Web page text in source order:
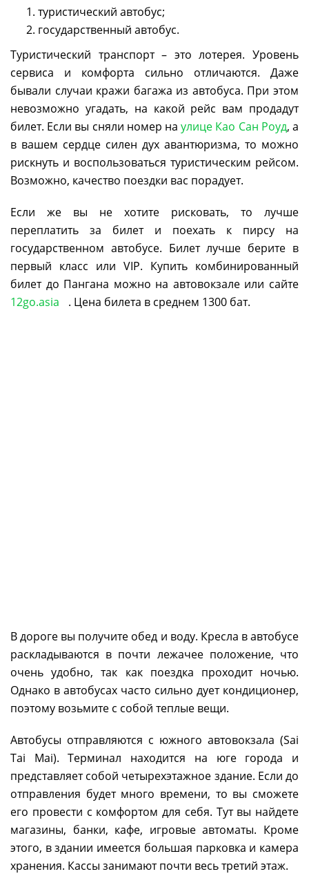
туристический автобус;
государственный автобус.
Туристический транспорт – это лотерея. Уровень
сервиса и комфорта сильно отличаются. Даже
бывали случаи кражи багажа из автобуса. При этом
невозможно угадать, на какой рейс вам продадут
билет. Если вы сняли номер наулице Као Сан Роуд, а
в вашем сердце силен дух авантюризма, то можно
рискнуть и воспользоваться туристическим рейсом.
Возможно, качество поездки вас порадует.
Если же вы не хотите рисковать, то лучше
переплатить за билет и поехать к пирсу на
государственном автобусе. Билет лучше берите в
первый класс или VIP. Купить комбинированный
билет до Пангана можно на автовокзале или сайте
12go.asia
. Цена билета в среднем 1300 бат.
В дороге вы получите обед и воду. Кресла в автобусе
раскладываются в почти лежачее положение, что
очень удобно, так как поездка проходит ночью.
Однако в автобусах часто сильно дует кондиционер,
поэтому возьмите с собой теплые вещи.
Автобусы отправляются с южного автовокзала (Sai
Tai Mai). Терминал находится на юге города и
представляет собой четырехэтажное здание. Если до
отправления будет много времени, то вы сможете
его провести с комфортом для себя. Тут вы найдете
магазины, банки, кафе, игровые автоматы. Кроме
этого, в здании имеется большая парковка и камера
хранения. Кассы занимают почти весь третий этаж.